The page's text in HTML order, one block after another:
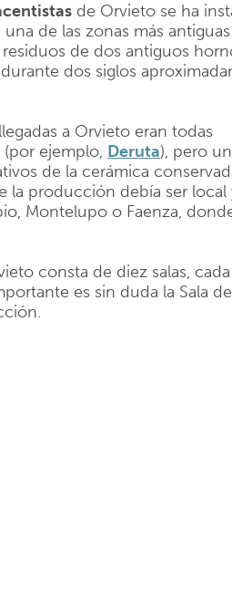
de Orvieto se ha
de las zonas más
de dos antiguos
dos siglos
a Orvieto eran todas
ejemplo, Deruta), pero un
de la cerámica
la producción debía ser local
Montelupo o Faenza,
consta de diez salas,
es sin duda la Sala de